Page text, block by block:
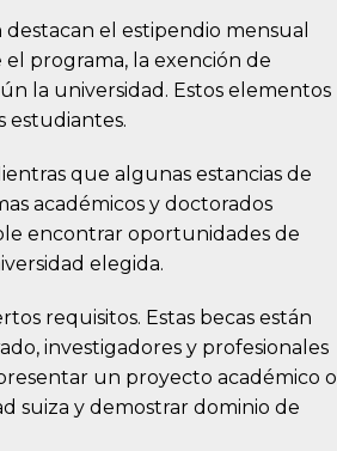
destacan el estipendio mensual
programa, la exención de
la universidad. Estos elementos
estudiantes.
que algunas estancias de
académicos y doctorados
encontrar oportunidades de
elegida.
requisitos. Estas becas están
investigadores y profesionales
un proyecto académico o
suiza y demostrar dominio de